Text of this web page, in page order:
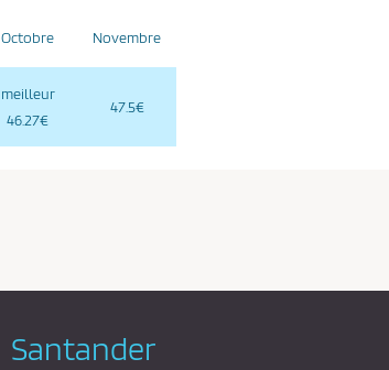
Octobre
meilleur
46.27€
Novembre
47.5€
Santander